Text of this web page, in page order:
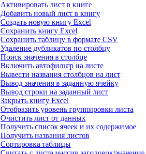
Активировать лист в книге
Добавить новый лист в книгу
Создать новую книгу Excel
Сохранить книгу Excel
Сохранить таблицу в формате CSV
Удаление дубликатов по столбцу
Поиск значения в столбце
Включить автофильтр на листе
Вывести названия столбцов на лист
Вывод значения в заданную ячейку
Вывод строки на заданный лист
Закрыть книгу Excel
Отобразить уровень группировки листа
Очистить лист от данных
Получить список ячеек и их содержимое
Получить названия листов
Сортировка таблицы